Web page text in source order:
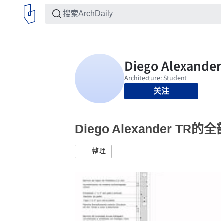
关注
Diego Alexander TR的全
整理